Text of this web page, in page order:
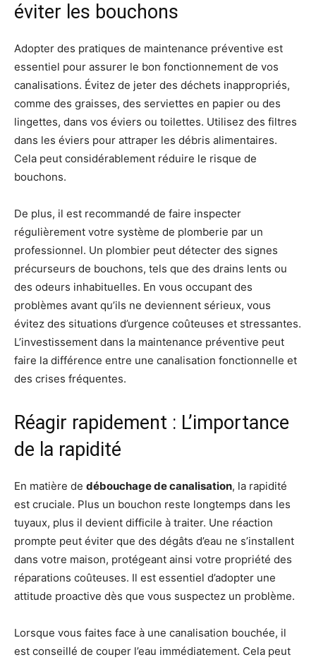
éviter les bouchons
Adopter des pratiques de maintenance préventive est
essentiel pour assurer le bon fonctionnement de vos
canalisations. Évitez de jeter des déchets inappropriés,
comme des graisses, des serviettes en papier ou des
lingettes, dans vos éviers ou toilettes. Utilisez des filtres
dans les éviers pour attraper les débris alimentaires.
Cela peut considérablement réduire le risque de
bouchons.
De plus, il est recommandé de faire inspecter
régulièrement votre système de plomberie par un
professionnel. Un plombier peut détecter des signes
précurseurs de bouchons, tels que des drains lents ou
des odeurs inhabituelles. En vous occupant des
problèmes avant qu’ils ne deviennent sérieux, vous
évitez des situations d’urgence coûteuses et stressantes.
L’investissement dans la maintenance préventive peut
faire la différence entre une canalisation fonctionnelle et
des crises fréquentes.
Réagir rapidement : L’importance
de la rapidité
En matière de débouchage de canalisation, la rapidité
est cruciale. Plus un bouchon reste longtemps dans les
tuyaux, plus il devient difficile à traiter. Une réaction
prompte peut éviter que des dégâts d’eau ne s’installent
dans votre maison, protégeant ainsi votre propriété des
réparations coûteuses. Il est essentiel d’adopter une
attitude proactive dès que vous suspectez un problème.
Lorsque vous faites face à une canalisation bouchée, il
est conseillé de couper l’eau immédiatement. Cela peut